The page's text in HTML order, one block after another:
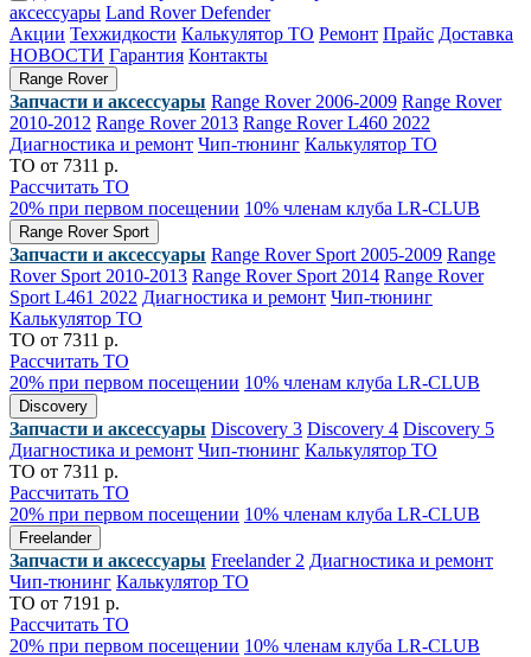
аксессуары Land Rover Defender
Акции Техжидкости Калькулятор ТО Ремонт Прайс Доставка
НОВОСТИ Гарантия Контакты
Range Rover
Запчасти и аксессуары Range Rover 2006-2009 Range Rover
2010-2012 Range Rover 2013 Range Rover L460 2022
Диагностика и ремонт Чип-тюнинг Калькулятор ТО
ТО от 7311 р.
Рассчитать ТО
20% при первом посещении 10% членам клуба LR-CLUB
Range Rover Sport
Запчасти и аксессуары Range Rover Sport 2005-2009 Range
Rover Sport 2010-2013 Range Rover Sport 2014 Range Rover
Sport L461 2022 Диагностика и ремонт Чип-тюнинг
Калькулятор ТО
ТО от 7311 р.
Рассчитать ТО
20% при первом посещении 10% членам клуба LR-CLUB
Discovery
Запчасти и аксессуары Discovery 3 Discovery 4 Discovery 5
Диагностика и ремонт Чип-тюнинг Калькулятор ТО
ТО от 7311 р.
Рассчитать ТО
20% при первом посещении 10% членам клуба LR-CLUB
Freelander
Запчасти и аксессуары Freelander 2 Диагностика и ремонт
Чип-тюнинг Калькулятор ТО
ТО от 7191 р.
Рассчитать ТО
20% при первом посещении 10% членам клуба LR-CLUB